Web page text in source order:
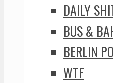
DAILY
BUS &
BERLIN
WTF